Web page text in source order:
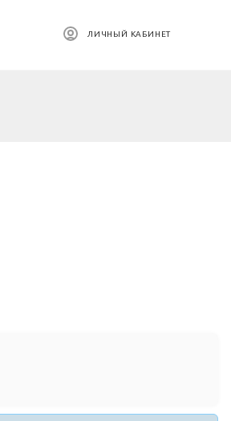
ЛИЧНЫЙ КАБИНЕТ